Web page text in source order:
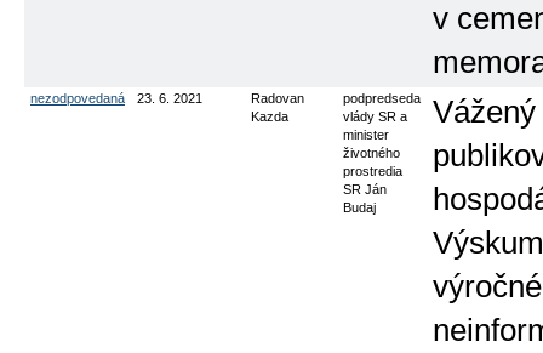
v
nezodpovedaná 23. 6. 2021
Radovan
Kazda
podpredseda
vlády SR a
minister
životného
prostredia
SR Ján
Budaj